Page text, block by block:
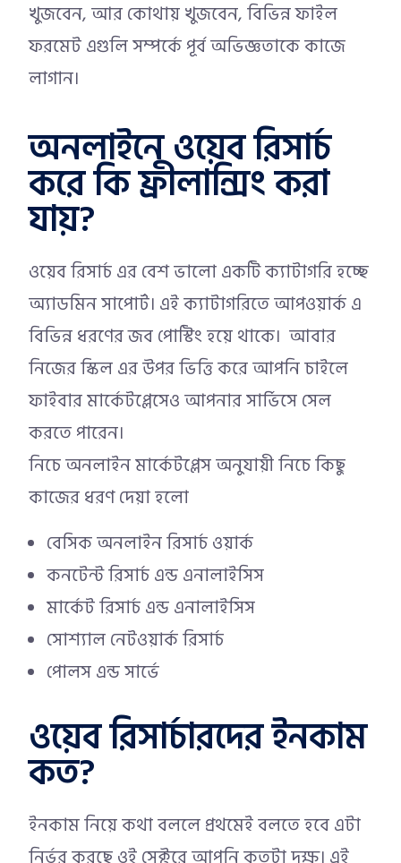
খুজবেন, আর কোথায় খুজবেন, বিভিন্ন ফাইল
ফরমেট এগুলি সম্পর্কে পূর্ব অভিজ্ঞতাকে কাজে
লাগান।
অনলাইনে ওয়েব রিসার্চ
করে কি ফ্রীলান্সিং করা
যায়?
ওয়েব রিসার্চ এর বেশ ভালো একটি ক্যাটাগরি হচ্ছে
অ্যাডমিন সাপোর্ট। এই ক্যাটাগরিতে আপওয়ার্ক এ
বিভিন্ন ধরণের জব পোস্টিং হয়ে থাকে। আবার
নিজের স্কিল এর উপর ভিত্তি করে আপনি চাইলে
ফাইবার মার্কেটপ্লেসেও আপনার সার্ভিসে সেল
করতে পারেন।
নিচে অনলাইন মার্কেটপ্লেস অনুযায়ী নিচে কিছু
কাজের ধরণ দেয়া হলো
বেসিক অনলাইন রিসার্চ ওয়ার্ক
কনটেন্ট রিসার্চ এন্ড এনালাইসিস
মার্কেট রিসার্চ এন্ড এনালাইসিস
সোশ্যাল নেটওয়ার্ক রিসার্চ
পোলস এন্ড সার্ভে
ওয়েব রিসার্চারদের ইনকাম
কত?
ইনকাম নিয়ে কথা বললে প্রথমেই বলতে হবে এটা
নির্ভর করছে ওই সেক্টরে আপনি কতটা দক্ষ। এই